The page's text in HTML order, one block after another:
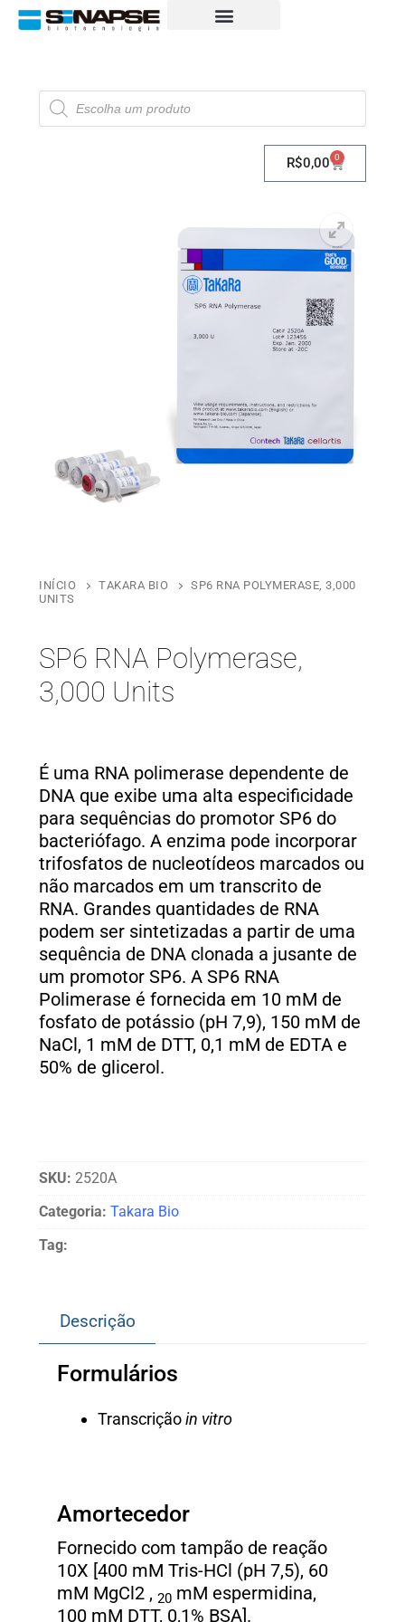
R$0,00 0
INÍCIO TAKARA BIO
SP6 RNA POLYMERASE, 3,000
UNITS
SP6 RNA Polymerase,
3,000 Units
É uma RNA polimerase dependente de
DNA que exibe uma alta especificidade
para sequências do promotor SP6 do
bacteriófago. A enzima pode incorporar
trifosfatos de nucleotídeos marcados ou
não marcados em um transcrito de
RNA. Grandes quantidades de RNA
podem ser sintetizadas a partir de uma
sequência de DNA clonada a jusante de
um promotor SP6. A SP6 RNA
Polimerase é fornecida em 10 mM de
fosfato de potássio (pH 7,9), 150 mM de
NaCl, 1 mM de DTT, 0,1 mM de EDTA e
50% de glicerol.
SKU: 2520A
Categoria: Takara Bio
Tag:
Descrição
Formulários
Transcriçãoin vitro
Amortecedor
Fornecido com tampão de reação
10X [400 mM Tris-HCl (pH 7,5), 60
mM MgCl2 , 20 mM espermidina,
100 mM DTT, 0,1% BSA].